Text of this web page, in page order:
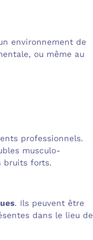
environnement de
ou même au
professionnels.
musculo-
bruits forts.
. Ils peuvent être
dans le lieu de